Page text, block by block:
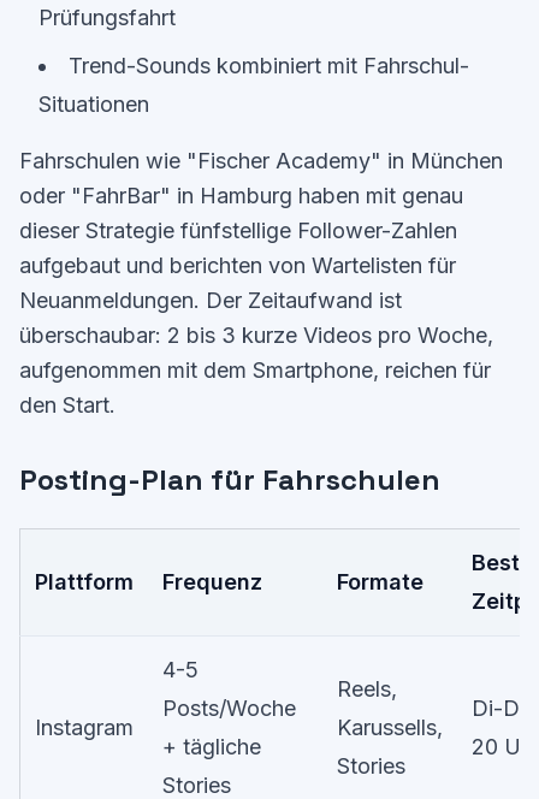
Prüfungsfahrt
Trend-Sounds kombiniert mit Fahrschul-
Situationen
Fahrschulen wie "Fischer Academy" in München
oder "FahrBar" in Hamburg haben mit genau
dieser Strategie fünfstellige Follower-Zahlen
aufgebaut und berichten von Wartelisten für
Neuanmeldungen. Der Zeitaufwand ist
überschaubar: 2 bis 3 kurze Videos pro Woche,
aufgenommen mit dem Smartphone, reichen für
den Start.
Posting-Plan für Fahrschulen
Plattform Frequenz Formate
Instagram
4-5
Posts/Woche
+ tägliche
Stories
Reels,
Karussells,
Stories
Di-Do
20 Uhr